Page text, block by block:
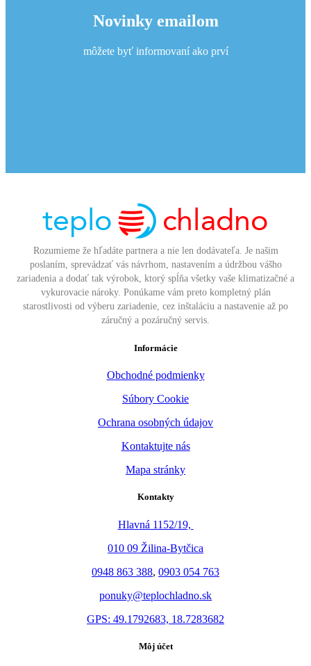
Novinky emailom
môžete byť informovaní ako prví
Rozumieme že hľadáte partnera a nie len dodávateľa. Je našim
poslaním, sprevádzať vás návrhom, nastavením a údržbou vášho
zariadenia a dodať tak výrobok, ktorý spĺňa všetky vaše klimatizačné a
vykurovacie nároky. Ponúkame vám preto kompletný plán
starostlivosti od výberu zariadenie, cez inštaláciu a nastavenie až po
záručný a pozáručný servis.
Informácie
Obchodné podmienky
Súbory Cookie
Ochrana osobných údajov
Kontaktujte nás
Mapa stránky
Kontakty
Hlavná 1152/19,
010 09 Žilina-Bytčica
0948 863 388, 0903 054 763
ponuky@teplochladno.sk
GPS: 49.1792683, 18.7283682
Môj účet